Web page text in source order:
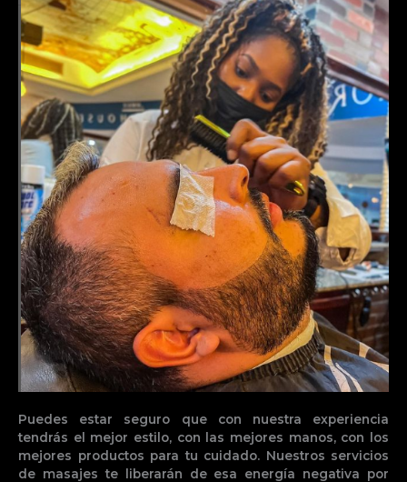
Puedes estar seguro que con nuestra experiencia
tendrás el mejor estilo, con las mejores manos, con los
mejores productos para tu cuidado. Nuestros servicios
de masajes te liberarán de esa energía negativa por